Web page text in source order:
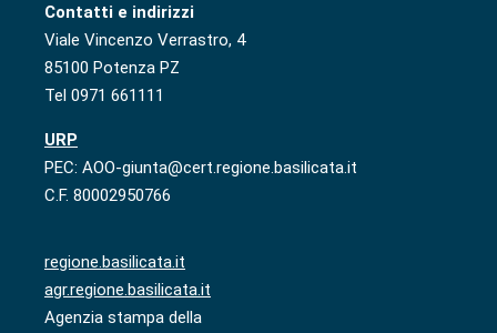
Contatti e indirizzi
Viale Vincenzo Verrastro, 4
85100 Potenza PZ
Tel 0971 661111
URP
PEC: AOO-giunta@cert.regione.basilicata.it
C.F. 80002950766
regione.basilicata.it
agr.regione.basilicata.it
Agenzia stampa della